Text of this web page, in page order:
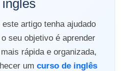
inglês
artigo tenha ajudado
seu objetivo é aprender
rápida e organizada,
um curso de inglês